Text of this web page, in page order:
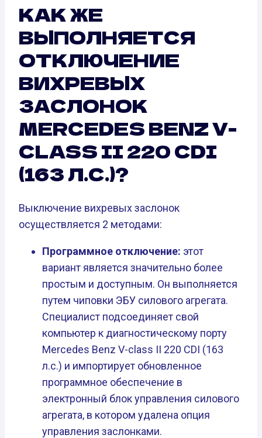
КАК ЖЕ
ВЫПОЛНЯЕТСЯ
ОТКЛЮЧЕНИЕ
ВИХРЕВЫХ
ЗАСЛОНОК
MERCEDES BENZ V-
CLASS II 220 CDI
(163 Л.С.)?
Выключение вихревых заслонок
осуществляется 2 методами:
Программное отключение: этот
вариант является значительно более
простым и доступным. Он выполняется
путем чиповки ЭБУ силового агрегата.
Специалист подсоединяет свой
компьютер к диагностическому порту
Mercedes Benz V-class II 220 CDI (163
л.с.) и импортирует обновленное
программное обеспечение в
электронный блок управления силового
агрегата, в котором удалена опция
управления заслонками.